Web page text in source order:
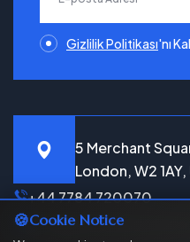
Gizlilik Politikası'nı
5 Merchant
London, W2
+44 7784 720070
🍪Cookie Notice